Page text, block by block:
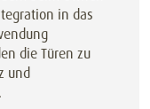
in das
die Türen zu
und